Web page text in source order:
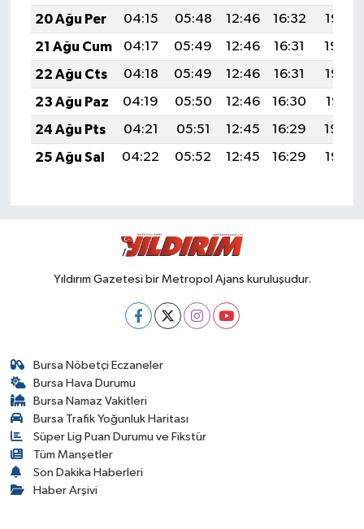
20 Ağu Per
04:15 05:48 12:46 16:32
19:35
21 Ağu Cum
04:17 05:49 12:46 16:31
19:34
22 Ağu Cts
04:18 05:49 12:46 16:31
19:33
23 Ağu Paz
04:19 05:50 12:46 16:30
19:31
24 Ağu Pts
04:21 05:51 12:45 16:29
19:30
25 Ağu Sal
04:22 05:52 12:45 16:29 19:28
Yıldırım Gazetesi bir Metropol Ajans kuruluşudur.
Bursa Nöbetçi Eczaneler
Bursa Hava Durumu
Bursa Namaz Vakitleri
Bursa Trafik Yoğunluk Haritası
Süper Lig Puan Durumu ve Fikstür
Tüm Manşetler
Son Dakika Haberleri
Haber Arşivi